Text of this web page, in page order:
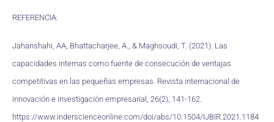
REFERENCIA:
Jahanshahi, AA, Bhattacharjee, A., & Maghsoudi, T. (2021). Las
capacidades internas como fuente de consecución de ventajas
competitivas en las pequeñas empresas. Revista internacional de
innovación e investigación empresarial, 26(2), 141-162.
https://www.inderscienceonline.com/doi/abs/10.1504/IJBIR.2021.1184